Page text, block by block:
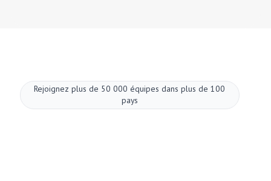
Rejoignez plus de 50 000 équipes dans plus de 100
pays